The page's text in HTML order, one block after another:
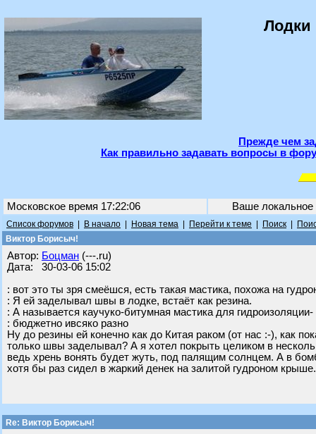
Лодки
Прежде чем
Как правильно задавать вопросы в
Московское время 17:22:06 Ваше
Список форумов В начало Новая тема Перейти к теме Поиск
Виктор Борисыч!
Автор: Бoцман (---.ru)
Дата: 30-03-06 15:02
: вот это ты зря смеёшся, есть такая мастика, похожа на
: Я ей заделывал швы в лодке, встаёт как резина.
: А называется каучуко-битумная мастика для гидроизоляции-
: бюджетно ивсяко разно
Ну до резины ей конечно как до Китая раком (от нас :-), как
только швы заделывал? А я хотел покрыть целиком в
ведь хрень вонять будет жуть, под палящим солнцем. А в
хотя бы раз сидел в жаркий денек на залитой гудроном
Re: Виктор Борисыч!